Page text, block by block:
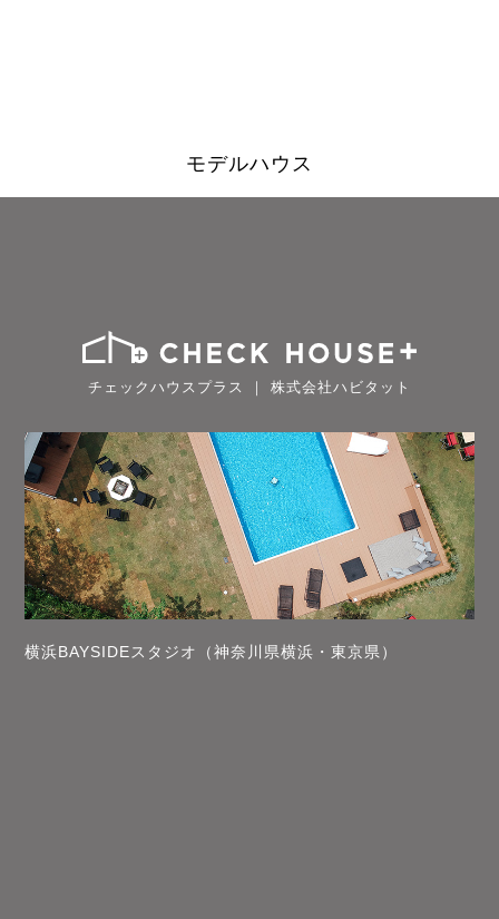
モデルハウス
チェックハウスプラス ｜ 株式会社ハビタット
横浜BAYSIDEスタジオ（神奈川県横浜・東京県）